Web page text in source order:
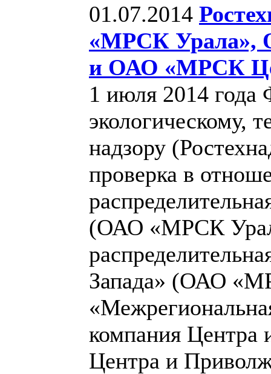
01.07.2014
«МРСК Урала»,
и ОАО «МРСК
1 июля 2014 года
экологическому,
надзору
проверка в
(ОАО «МРСК
Запада» (ОАО
компания
Центра и